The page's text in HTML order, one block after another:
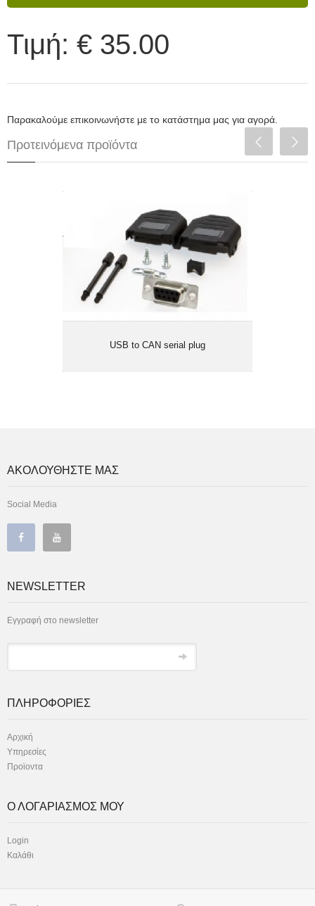
Τιμή: € 35.00
Παρακαλούμε επικοινωνήστε με το κατάστημα μας για αγορά.
Προτεινόμενα προϊόντα
USB to CAN serial plug
USB to CAN serial plug
ΑΚΟΛΟΥΘΗΣΤΕ ΜΑΣ
Social Media
NEWSLETTER
Εγγραφή στο newsletter
ΠΛΗΡΟΦΟΡΙΕΣ
Αρχική
Υπηρεσίες
Προϊοντα
Ο ΛΟΓΑΡΙΑΣΜΟΣ ΜΟΥ
Login
Καλάθι